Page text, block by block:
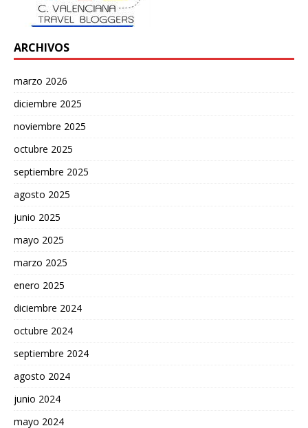
ARCHIVOS
marzo 2026
diciembre 2025
noviembre 2025
octubre 2025
septiembre 2025
agosto 2025
junio 2025
mayo 2025
marzo 2025
enero 2025
diciembre 2024
octubre 2024
septiembre 2024
agosto 2024
junio 2024
mayo 2024